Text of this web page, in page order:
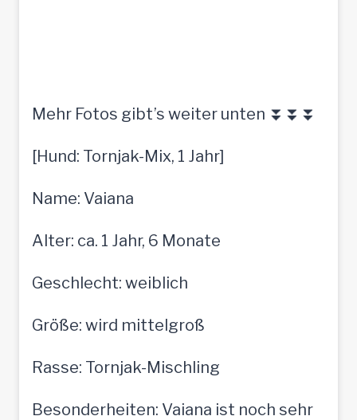
Mehr Fotos gibt’s weiter unten ⏬⏬⏬
[Hund: Tornjak-Mix, 1 Jahr]
Name: Vaiana
Alter: ca. 1 Jahr, 6 Monate
Geschlecht: weiblich
Größe: wird mittelgroß
Rasse: Tornjak-Mischling
Besonderheiten: Vaiana ist noch sehr